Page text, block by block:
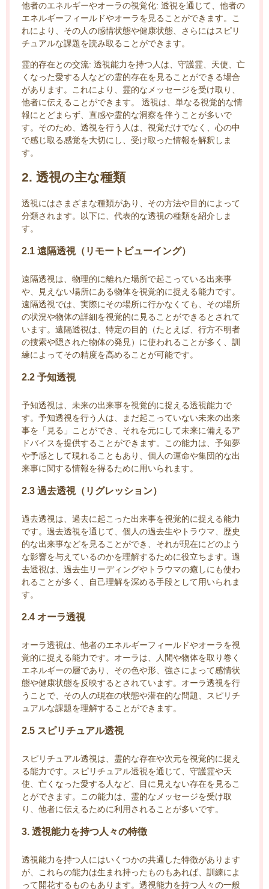
他者のエネルギーやオーラの視覚化: 透視を通じて、他者の
エネルギーフィールドやオーラを見ることができます。こ
れにより、その人の感情状態や健康状態、さらにはスピリ
チュアルな課題を読み取ることができます。
霊的存在との交流: 透視能力を持つ人は、守護霊、天使、亡
くなった愛する人などの霊的存在を見ることができる場合
があります。これにより、霊的なメッセージを受け取り、
他者に伝えることができます。 透視は、単なる視覚的な情
報にとどまらず、直感や霊的な洞察を伴うことが多いで
す。そのため、透視を行う人は、視覚だけでなく、心の中
で感じ取る感覚を大切にし、受け取った情報を解釈しま
す。
2. 透視の主な種類
透視にはさまざまな種類があり、その方法や目的によって
分類されます。以下に、代表的な透視の種類を紹介しま
す。
2.1 遠隔透視（リモートビューイング）
遠隔透視は、物理的に離れた場所で起こっている出来事
や、見えない場所にある物体を視覚的に捉える能力です。
遠隔透視では、実際にその場所に行かなくても、その場所
の状況や物体の詳細を視覚的に見ることができるとされて
います。遠隔透視は、特定の目的（たとえば、行方不明者
の捜索や隠された物体の発見）に使われることが多く、訓
練によってその精度を高めることが可能です。
2.2 予知透視
予知透視は、未来の出来事を視覚的に捉える透視能力で
す。予知透視を行う人は、まだ起こっていない未来の出来
事を「見る」ことができ、それを元にして未来に備えるア
ドバイスを提供することができます。この能力は、予知夢
や予感として現れることもあり、個人の運命や集団的な出
来事に関する情報を得るために用いられます。
2.3 過去透視（リグレッション）
過去透視は、過去に起こった出来事を視覚的に捉える能力
です。過去透視を通じて、個人の過去生やトラウマ、歴史
的な出来事などを見ることができ、それが現在にどのよう
な影響を与えているのかを理解するために役立ちます。過
去透視は、過去生リーディングやトラウマの癒しにも使わ
れることが多く、自己理解を深める手段として用いられま
す。
2.4 オーラ透視
オーラ透視は、他者のエネルギーフィールドやオーラを視
覚的に捉える能力です。オーラは、人間や物体を取り巻く
エネルギーの層であり、その色や形、強さによって感情状
態や健康状態を反映するとされています。オーラ透視を行
うことで、その人の現在の状態や潜在的な問題、スピリチ
ュアルな課題を理解することができます。
2.5 スピリチュアル透視
スピリチュアル透視は、霊的な存在や次元を視覚的に捉え
る能力です。スピリチュアル透視を通じて、守護霊や天
使、亡くなった愛する人など、目に見えない存在を見るこ
とができます。この能力は、霊的なメッセージを受け取
り、他者に伝えるために利用されることが多いです。
3. 透視能力を持つ人々の特徴
透視能力を持つ人にはいくつかの共通した特徴があります
が、これらの能力は生まれ持ったものもあれば、訓練によ
って開花するものもあります。透視能力を持つ人々の一般